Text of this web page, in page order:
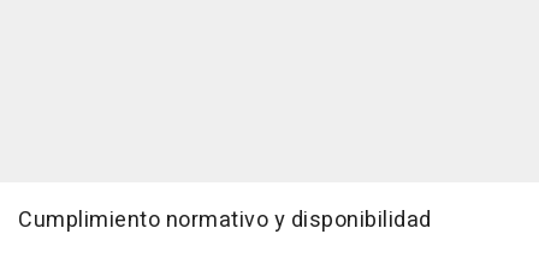
Cumplimiento normativo y disponibilidad